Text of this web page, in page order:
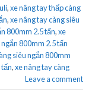
,xe nâng tay thấp càng
,xe nâng tay càng siêu
800mm 2.5 tấn,xe
800mm 2.5 tấn
siêu ngắn 800mm
,xe nâng tay càng
Leave a comment